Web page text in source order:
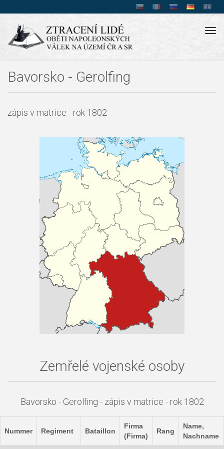
Bavorsko - Gerolfing
zápis v matrice - rok 1802
Zemřelé vojenské osoby
Bavorsko - Gerolfing - zápis v matrice - rok 1802
Nummer Regiment Bataillon
Firma
(Firma)
Rang
Name,
Nachname